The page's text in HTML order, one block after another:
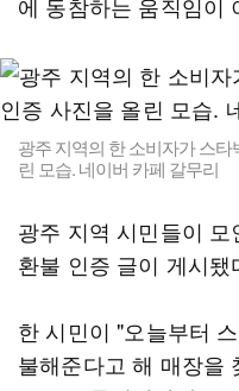
광주 지역의 한 소비자가 스
린 모습. 네이버 카페 갈무리
광주 지역 시민들이
환불 인증 글이 게시됐
한 시민이 "오늘부터
불해준다고 해 매장을